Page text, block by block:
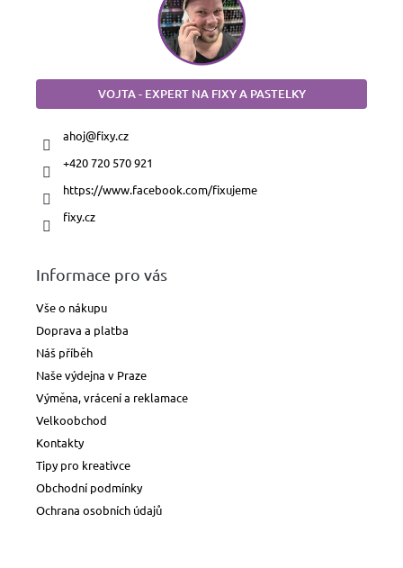
VOJTA - EXPERT NA FIXY A PASTELKY
ahoj@fixy.cz
+420 720 570 921
https://www.facebook.com/fixujeme
fixy.cz
Informace pro vás
Vše o nákupu
Doprava a platba
Náš příběh
Naše výdejna v Praze
Výměna, vrácení a reklamace
Velkoobchod
Kontakty
Tipy pro kreativce
Obchodní podmínky
Ochrana osobních údajů